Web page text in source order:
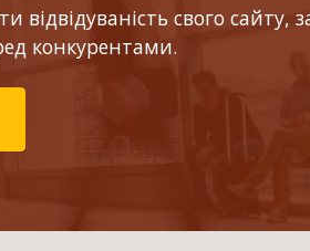
свого сайту,
конкурентами.